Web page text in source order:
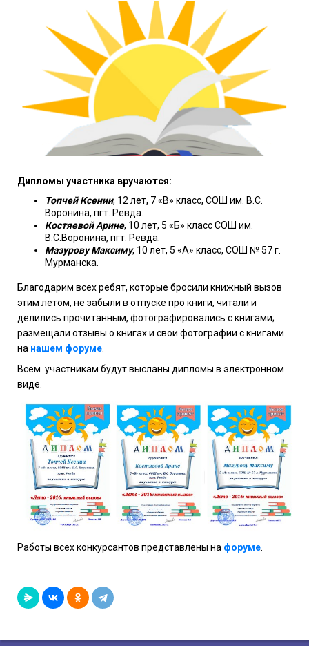
Дипломы участника вручаются:
Топчей Ксении, 12 лет, 7 «В» класс, СОШ им. В.С.
Воронина, пгт. Ревда.
Костяевой Арине, 10 лет, 5 «Б» класс СОШ им.
В.С.Воронина, пгт. Ревда.
Мазурову Максиму, 10 лет, 5 «А» класс, СОШ № 57 г.
Мурманска.
Благодарим всех ребят, которые бросили книжный вызов
этим летом, не забыли в отпуске про книги, читали и
делились прочитанным, фотографировались с книгами;
размещали отзывы о книгах и свои фотографии с книгами
на нашем форуме
Всем участникам будут высланы дипломы в электронном
виде.
Работы всех конкурсантов представлены на форуме